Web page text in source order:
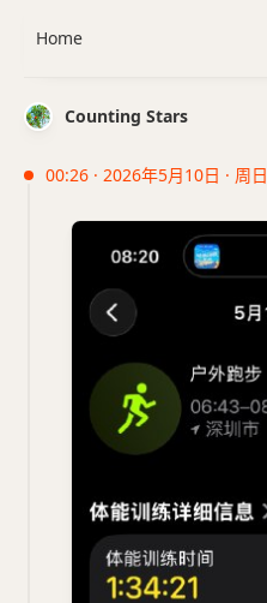
Counting Stars
00:26 · 2026年5月10日 · 周日
Home